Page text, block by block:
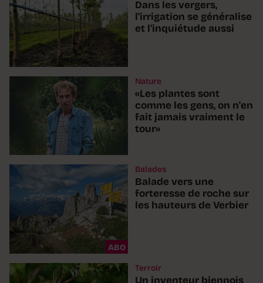
Dans les vergers,
l'irrigation se généralise
et l'inquiétude aussi
Nature
«Les plantes sont
comme les gens, on n'en
fait jamais vraiment le
tour»
ABO
Balades
Balade vers une
forteresse de roche sur
les hauteurs de Verbier
Terroir
Un inventeur biennois